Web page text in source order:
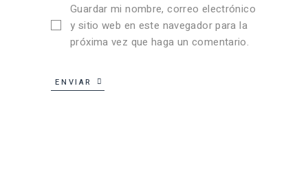
Guardar mi nombre, correo electrónico
y sitio web en este navegador para la
próxima vez que haga un comentario.
ENVIAR